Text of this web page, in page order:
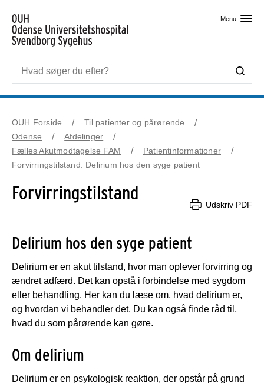
Menu
OUH Forside
Til patienter og pårørende
Odense
Afdelinger
Fælles Akutmodtagelse FAM
Patientinformationer
Forvirringstilstand. Delirium hos den syge patient
Forvirringstilstand
Udskriv PDF
Delirium hos den syge patient
Delirium er en akut tilstand, hvor man oplever forvirring og
ændret adfærd. Det kan opstå i forbindelse med sygdom
eller behandling. Her kan du læse om, hvad delirium er,
og hvordan vi behandler det. Du kan også finde råd til,
hvad du som pårørende kan gøre.
Om delirium
Delirium er en psykologisk reaktion, der opstår på grund